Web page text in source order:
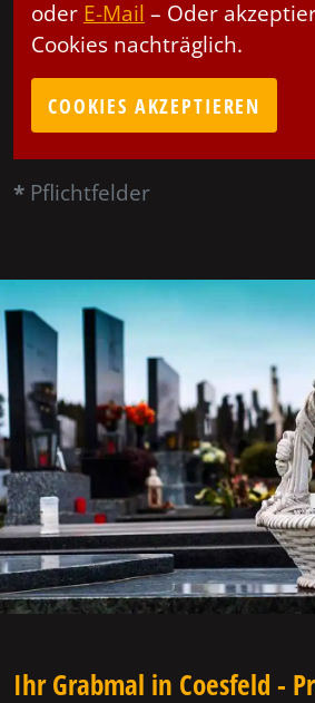
oder E-Mail – Oder
Cookies nachträglich.
COOKIES AKZEPTIEREN
* Pflichtfelder
Ihr Grabmal in Coesfeld -